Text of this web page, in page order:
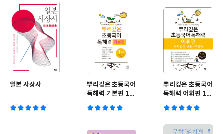
일본 사상사
뿌리깊은 초등국어
독해력 기본편 1단
뿌리깊은 초등국어
독해력 어휘편 1단